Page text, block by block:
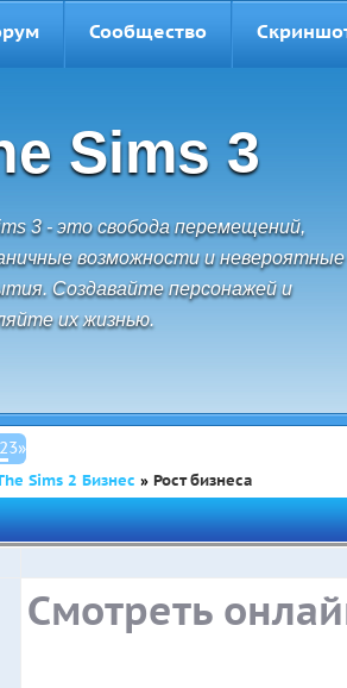
Сообщество
Sims 3
3 - это свобода перемещений,
возможности и невероятные
Создавайте персонажей и
их жизнью.
23»
Sims 2 Бизнес » Рост бизнеса
Смотреть